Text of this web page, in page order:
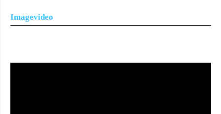
Imagevideo